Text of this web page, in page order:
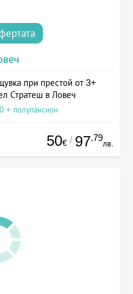
при престой от 3+
Стратеш в Ловеч
+ полупансион
50€ / 97.79
лв.